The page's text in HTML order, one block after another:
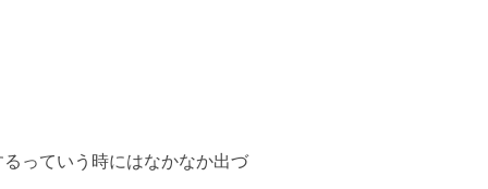
っていう時にはなかなか出づ